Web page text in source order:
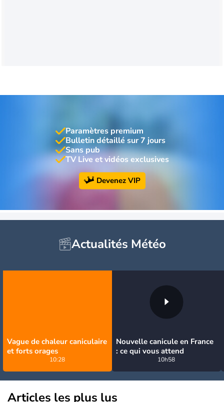
Paramètres premium
Bulletin détaillé sur 7 jours
Sans pub
TV Live et vidéos exclusives
Devenez VIP
Actualités Météo
Vague de chaleur caniculaire
et forts orages
10:28
Nouvelle canicule en France
: ce qui vous attend
10h58
Articles les plus lus